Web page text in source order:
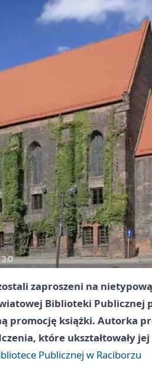
zaproszeni na
Biblioteki Publicznej
książki. Autorka
które ukształtowały
Publicznej w Raciborzu